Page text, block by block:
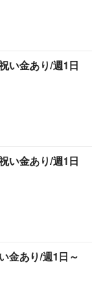
い金あり/週1日
い金あり/週1日
金あり/週1日～